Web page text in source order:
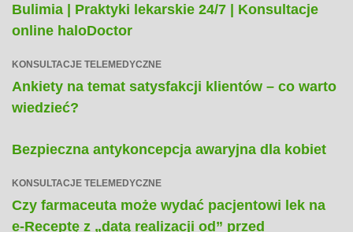
Bulimia | Praktyki lekarskie 24/7 | Konsultacje
online haloDoctor
KONSULTACJE TELEMEDYCZNE
Ankiety na temat satysfakcji klientów – co warto
wiedzieć?
Bezpieczna antykoncepcja awaryjna dla kobiet
KONSULTACJE TELEMEDYCZNE
Czy farmaceuta może wydać pacjentowi lek na
e-Receptę z „datą realizacji od” przed